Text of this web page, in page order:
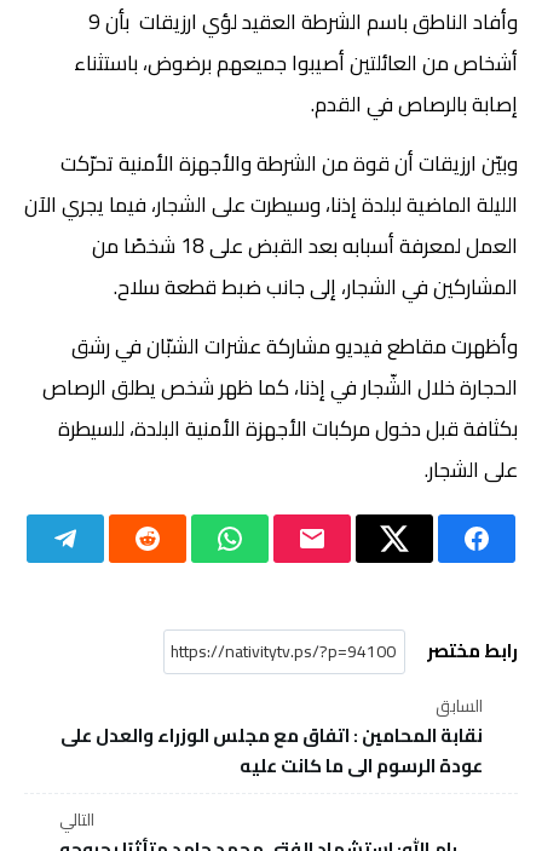
وأفاد الناطق باسم الشرطة العقيد لؤي ارزيقات بأن 9
أشخاص من العائلتين أصيبوا جميعهم برضوض، باستثناء
إصابة بالرصاص في القدم.
وبيّن ارزيقات أن قوة من الشرطة والأجهزة الأمنية تحرّكت
الليلة الماضية لبلدة إذنا، وسيطرت على الشجار، فيما يجري الآن
العمل لمعرفة أسبابه بعد القبض على 18 شخصًا من
المشاركين في الشجار، إلى جانب ضبط قطعة سلاح.
وأظهرت مقاطع فيديو مشاركة عشرات الشبّان في رشق
الحجارة خلال الشّجار في إذنا، كما ظهر شخص يطلق الرصاص
بكثافة قبل دخول مركبات الأجهزة الأمنية البلدة، للسيطرة
على الشجار.
رابط مختصر
السابق
نقابة المحامين : اتفاق مع مجلس الوزراء والعدل على
عودة الرسوم الى ما كانت عليه
التالي